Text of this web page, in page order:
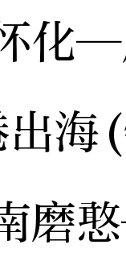
化
海
磨